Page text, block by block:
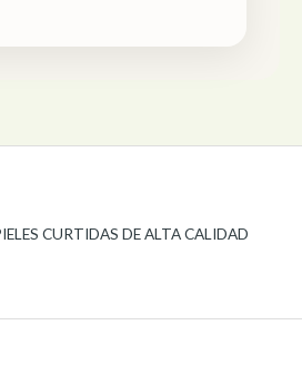
CURTIDAS DE ALTA CALIDAD